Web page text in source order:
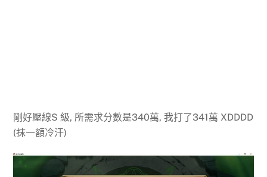
剛好壓線S 級, 所需求分數是340萬, 我打了341萬 XDDDD
(抹一額冷汗)